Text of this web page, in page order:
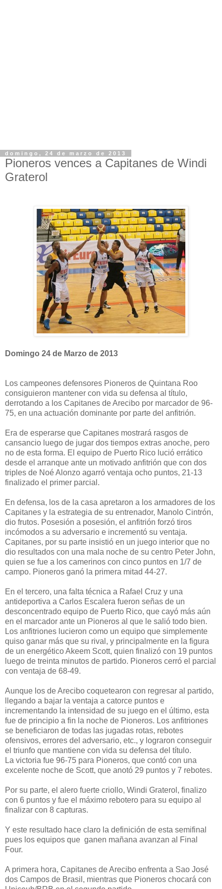
domingo, 24 de marzo de 2013
Pioneros vences a Capitanes de Windi
Graterol
Domingo 24 de Marzo de 2013
Los campeones defensores Pioneros de Quintana Roo
consiguieron mantener con vida su defensa al título,
derrotando a los Capitanes de Arecibo por marcador de 96-
75, en una actuación dominante por parte del anfitrión.
Era de esperarse que Capitanes mostrará rasgos de
cansancio luego de jugar dos tiempos extras anoche, pero
no de esta forma. El equipo de Puerto Rico lució errático
desde el arranque ante un motivado anfitrión que con dos
triples de Noé Alonzo agarró ventaja ocho puntos, 21-13
finalizado el primer parcial.
En defensa, los de la casa apretaron a los armadores de los
Capitanes y la estrategia de su entrenador, Manolo Cintrón,
dio frutos. Posesión a posesión, el anfitrión forzó tiros
incómodos a su adversario e incrementó su ventaja.
Capitanes, por su parte insistió en un juego interior que no
dio resultados con una mala noche de su centro Peter John,
quien se fue a los camerinos con cinco puntos en 1/7 de
campo. Pioneros ganó la primera mitad 44-27.
En el tercero, una falta técnica a Rafael Cruz y una
antideportiva a Carlos Escalera fueron señas de un
desconcentrado equipo de Puerto Rico, que cayó más aún
en el marcador ante un Pioneros al que le salió todo bien.
Los anfitriones lucieron como un equipo que simplemente
quiso ganar más que su rival, y principalmente en la figura
de un energético Akeem Scott, quien finalizó con 19 puntos
luego de treinta minutos de partido. Pioneros cerró el parcial
con ventaja de 68-49.
Aunque los de Arecibo coquetearon con regresar al partido,
llegando a bajar la ventaja a catorce puntos e
incrementando la intensidad de su juego en el último, esta
fue de principio a fin la noche de Pioneros. Los anfitriones
se beneficiaron de todas las jugadas rotas, rebotes
ofensivos, errores del adversario, etc., y lograron conseguir
el triunfo que mantiene con vida su defensa del título.
La victoria fue 96-75 para Pioneros, que contó con una
excelente noche de Scott, que anotó 29 puntos y 7 rebotes.
Por su parte, el alero fuerte criollo, Windi Graterol, finalizo
con 6 puntos y fue el máximo rebotero para su equipo al
finalizar con 8 capturas.
Y este resultado hace claro la definición de esta semifinal
pues los equipos que ganen mañana avanzan al Final
Four.
A primera hora, Capitanes de Arecibo enfrenta a Sao José
dos Campos de Brasil, mientras que Pioneros chocará con